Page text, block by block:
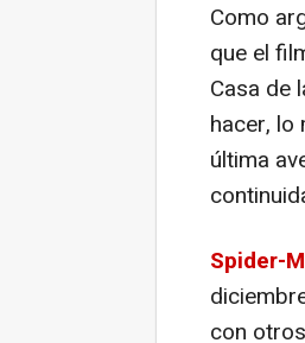
Como
que el
Casa de
hacer, lo
última
Spider-
con